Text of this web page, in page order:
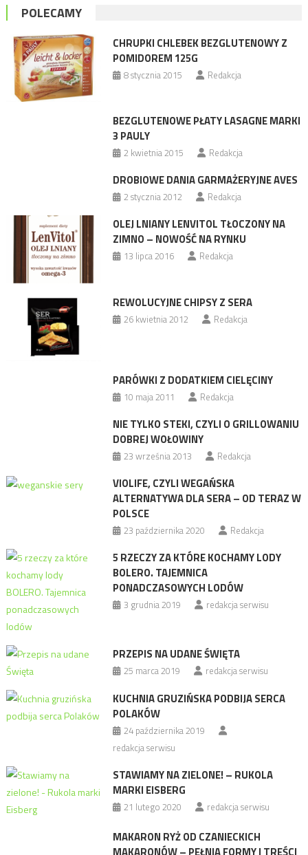
POLECAMY
CHRUPKI CHLEBEK BEZGLUTENOWY Z
POMIDOREM 125G
8 stycznia 2015 Redakcja
BEZGLUTENOWE PŁATY LASAGNE MARKI
3 PAULY
2 kwietnia 2015 Redakcja
DROBIOWE DANIA GARMAŻERYJNE AVES
2 stycznia 2012 Redakcja
OLEJ LNIANY LENVITOL TŁOCZONY NA
ZIMNO – NOWOŚĆ NA RYNKU
13 lipca 2016 Redakcja
REWOLUCYJNE CHIPSY Z SERA
26 kwietnia 2012 Redakcja
PARÓWKI Z DODATKIEM CIELĘCINY
10 maja 2011 Redakcja
NIE TYLKO STEKI, CZYLI O GRILLOWANIU
DOBREJ WOŁOWINY
23 września 2013 Redakcja
VIOLIFE, CZYLI WEGAŃSKA
ALTERNATYWA DLA SERA – OD TERAZ W
POLSCE
23 października 2020 Redakcja
5 RZECZY ZA KTÓRE KOCHAMY LODY
BOLERO. TAJEMNICA
PONADCZASOWYCH LODÓW
3 grudnia 2019 redakcja serwisu
PRZEPIS NA UDANE ŚWIĘTA
25 marca 2019 redakcja serwisu
KUCHNIA GRUZIŃSKA PODBIJA SERCA
POLAKÓW
24 października 2019
redakcja serwisu
STAWIAMY NA ZIELONE! – RUKOLA
MARKI EISBERG
21 lutego 2020 redakcja serwisu
MAKARON RYŻ OD CZANIECKICH